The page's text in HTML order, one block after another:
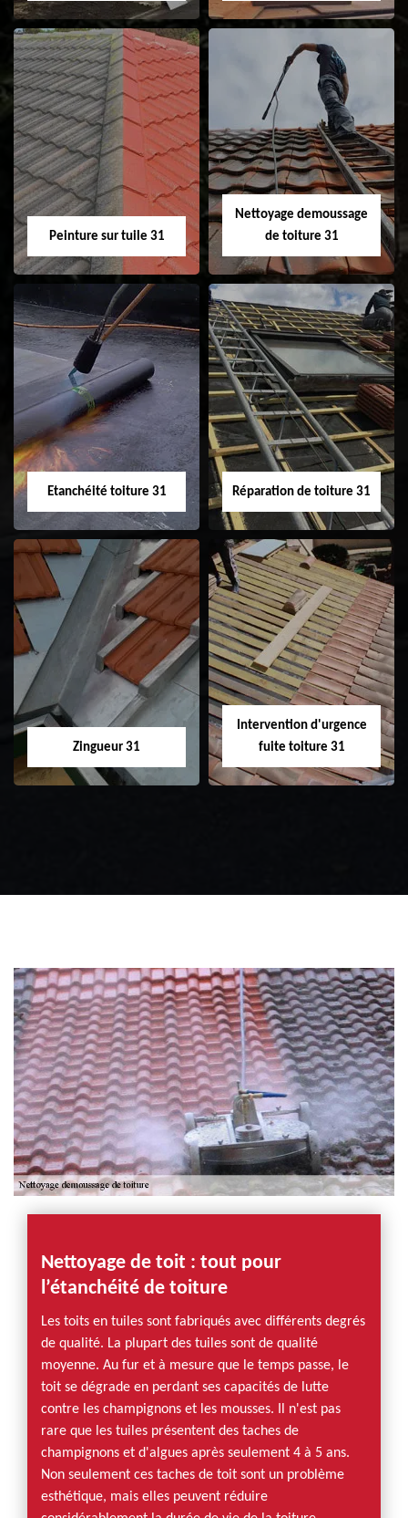
Nettoyage et
ravalement de
façade 31
Isolation toiture 31
Peinture sur tuile 31
Peinture sur tuile
31
Nettoyage demoussage
de toiture 31
Nettoyage
demoussage de
toiture 31
Etanchéité toiture 31
Etanchéité toiture
31
Réparation de toiture 31
Réparation de
toiture 31
Zingueur 31
Intervention d'urgence
fuite toiture 31
Nettoyage de toit : tout pour
l’étanchéité de toiture
Les toits en tuiles sont fabriqués avec différents degrés
de qualité. La plupart des tuiles sont de qualité
moyenne. Au fur et à mesure que le temps passe, le
toit se dégrade en perdant ses capacités de lutte
contre les champignons et les mousses. Il n'est pas
rare que les tuiles présentent des taches de
champignons et d'algues après seulement 4 à 5 ans.
Non seulement ces taches de toit sont un problème
esthétique, mais elles peuvent réduire